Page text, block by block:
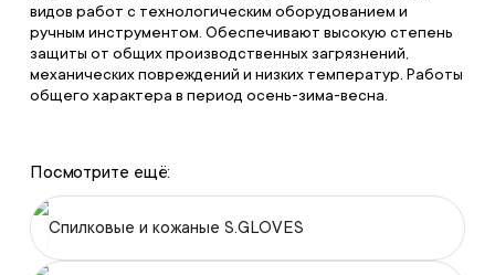
видов работ с технологическим оборудованием и
ручным инструментом. Обеспечивают высокую степень
защиты от общих производственных загрязнений,
механических повреждений и низких температур. Работы
общего характера в период осень-зима-весна.
Посмотрите ещё:
Спилковые и кожаные S.GLOVES